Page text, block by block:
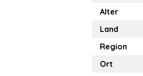
Alter
Land
Region
Ort